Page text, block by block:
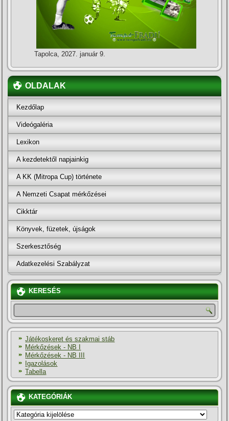
Tapolca, 2027. január 9.
OLDALAK
Kezdőlap
Videógaléria
Lexikon
A kezdetektől napjainkig
A KK (Mitropa Cup) története
A Nemzeti Csapat mérkőzései
Cikktár
Könyvek, füzetek, újságok
Szerkesztőség
Adatkezelési Szabályzat
KERESÉS
Játékoskeret és szakmai stáb
Mérkőzések - NB I
Mérkőzések - NB III
Igazolások
Tabella
KATEGÓRIÁK
KATEGÓRIÁK